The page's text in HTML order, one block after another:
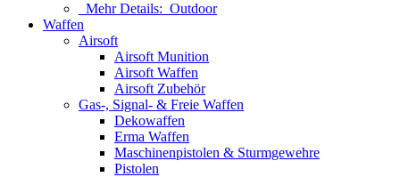
Mehr Details: Outdoor
Waffen
Airsoft
Airsoft Munition
Airsoft Waffen
Airsoft Zubehör
Gas-, Signal- & Freie Waffen
Dekowaffen
Erma Waffen
Maschinenpistolen & Sturmgewehre
Pistolen